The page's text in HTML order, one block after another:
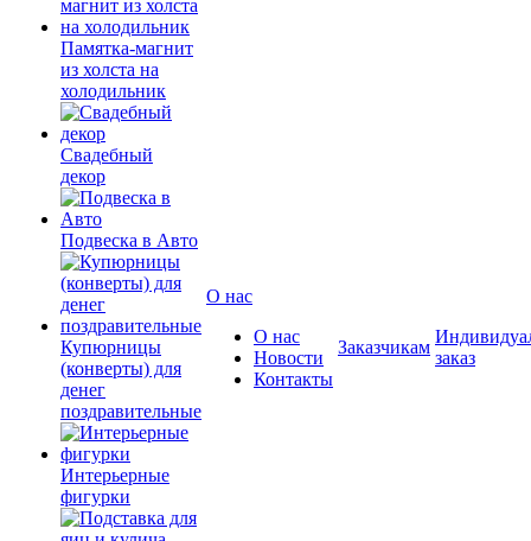
Памятка-магнит
из холста на
холодильник
Свадебный
декор
Подвеска в Авто
Купюрницы
(конверты) для
денег
поздравительные
Интерьерные
фигурки
О нас
О нас
Новости
Контакты
Заказчикам
заказ